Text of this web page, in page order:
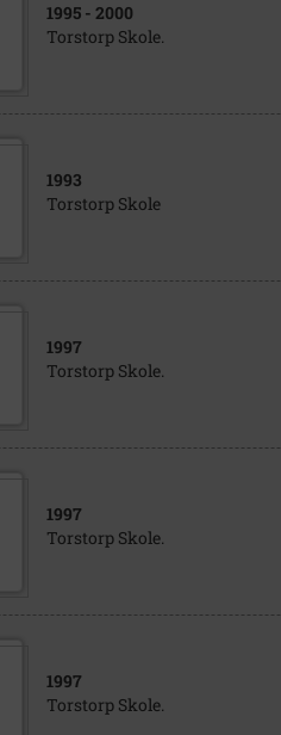
1995 - 2000
Torstorp Skole.
1993
Torstorp Skole
1997
Torstorp Skole.
1997
Torstorp Skole.
1997
Torstorp Skole.